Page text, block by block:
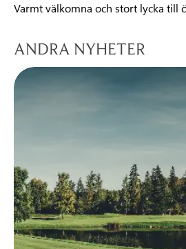
Varmt välkomna och stort lycka till
ANDRA NYHETER